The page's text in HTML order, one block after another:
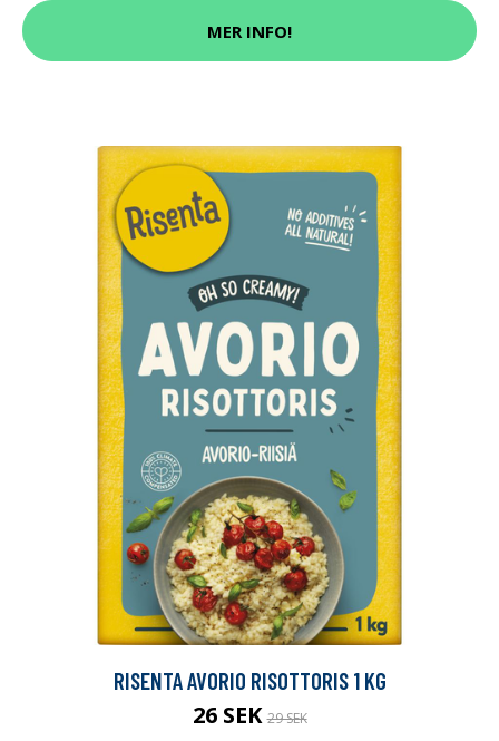
MER INFO!
RISENTA AVORIO RISOTTORIS 1 KG
26 SEK29 SEK